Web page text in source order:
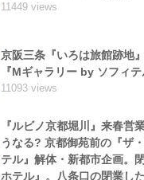
11449 views
京阪三条『いろは旅館跡地
『Mギャラリー by ソフィ
11093 views
『ルビノ京都堀川』来春営
うなる? 京都御苑前の『ザ
テル』解体・新都市企画。
ホテル』。八条口の閉業し